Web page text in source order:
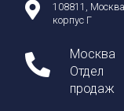
108811,
корпус Г
Москва
Отдел
продаж